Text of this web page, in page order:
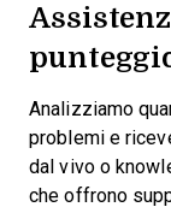
Analizziamo
problemi e
dal vivo o
che offrono